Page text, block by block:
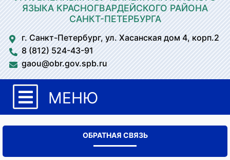
ЯЗЫКА КРАСНОГВАРДЕЙСКОГО РАЙОНА
САНКТ-ПЕТЕРБУРГА
г. Санкт-Петербург, ул. Хасанская дом 4, корп.2
8 (812) 524-43-91
gaou@obr.gov.spb.ru
МЕНЮ
ОБРАТНАЯ СВЯЗЬ